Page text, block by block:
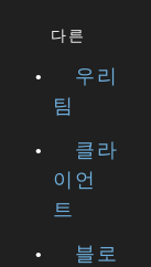
다른
우리
팀
클라
이언
트
블로